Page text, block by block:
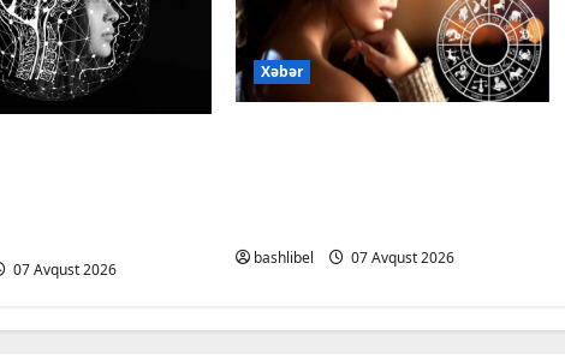
07 Avqust 2026
Xəbər
bashlibel 07 Avqust 2026